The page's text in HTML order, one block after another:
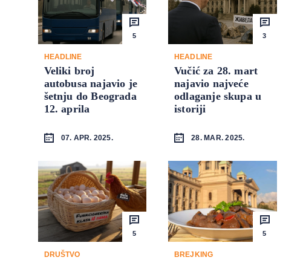
5
HEADLINE
Veliki broj
autobusa najavio je
šetnju do Beograda
12. aprila
07. APR. 2025.
3
HEADLINE
Vučić za 28. mart
najavio najveće
odlaganje skupa u
istoriji
28. MAR. 2025.
5
DRUŠTVO
5
BREJKING